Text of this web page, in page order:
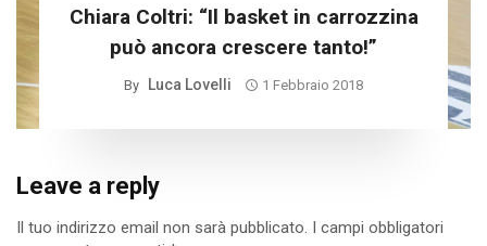
Chiara Coltri: “Il basket in carrozzina
può ancora crescere tanto!”
By Luca Lovelli 1 Febbraio 2018
Leave a reply
Il tuo indirizzo email non sarà pubblicato.
I campi obbligatori